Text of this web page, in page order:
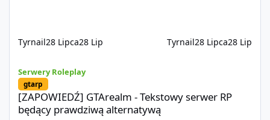
Tyrnail28 Lipca28 Lip Tyrnail28 Lipca28 Lip
Serwery Roleplay
gtarp
[ZAPOWIEDŹ] GTArealm - Tekstowy serwer RP
będący prawdziwą alternatywą